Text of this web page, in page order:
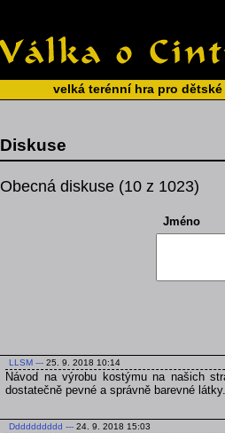
velká terénní hra pro
Diskuse
Obecná diskuse (10 z 1023)
Jméno
LLSM --- 25. 9. 2018 10:14
Návod na výrobu kostýmu na našich
dostatečně pevné a správně barevné látky.
Dddddddddd --- 24. 9. 2018 15:03